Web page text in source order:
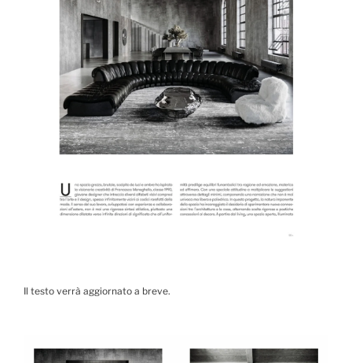
Il testo verrà aggiornato a breve.